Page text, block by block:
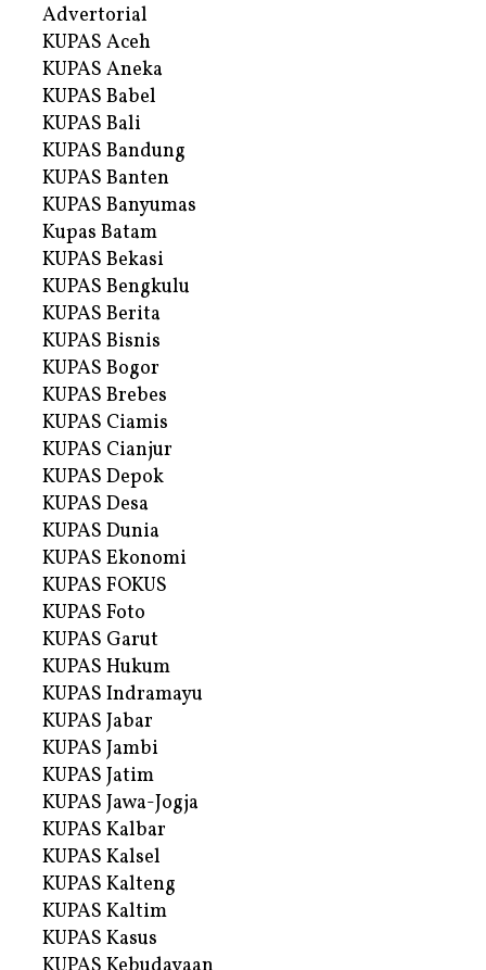
Advertorial
KUPAS Aceh
KUPAS Aneka
KUPAS Babel
KUPAS Bali
KUPAS Bandung
KUPAS Banten
KUPAS Banyumas
Kupas Batam
KUPAS Bekasi
KUPAS Bengkulu
KUPAS Berita
KUPAS Bisnis
KUPAS Bogor
KUPAS Brebes
KUPAS Ciamis
KUPAS Cianjur
KUPAS Depok
KUPAS Desa
KUPAS Dunia
KUPAS Ekonomi
KUPAS FOKUS
KUPAS Foto
KUPAS Garut
KUPAS Hukum
KUPAS Indramayu
KUPAS Jabar
KUPAS Jambi
KUPAS Jatim
KUPAS Jawa-Jogja
KUPAS Kalbar
KUPAS Kalsel
KUPAS Kalteng
KUPAS Kaltim
KUPAS Kasus